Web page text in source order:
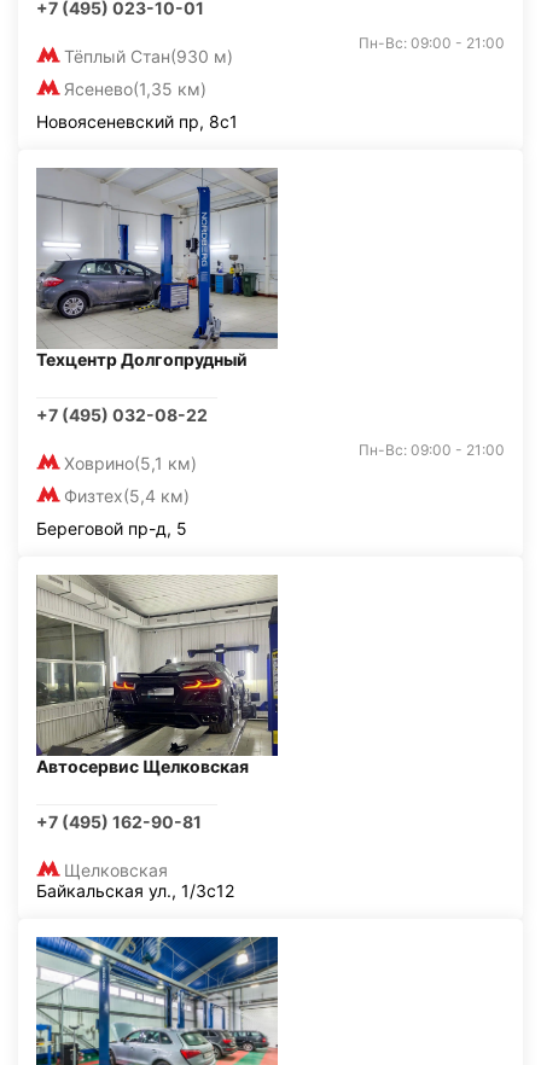
+7 (495) 023-10-01
Тёплый Стан(930 м)
Ясенево(1,35 км)
Пн-Вс: 09:00 - 21:00
Новоясеневский пр, 8с1
Техцентр Долгопрудный
+7 (495) 032-08-22
Ховрино(5,1 км)
Физтех(5,4 км)
Пн-Вс: 09:00 - 21:00
Береговой пр-д, 5
Автосервис Щелковская
+7 (495) 162-90-81
Щелковская
Байкальская ул., 1/3с12